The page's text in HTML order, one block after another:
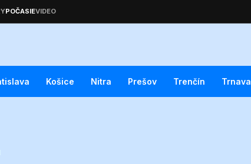
Košice Nitra Prešov Trenčín Trnava